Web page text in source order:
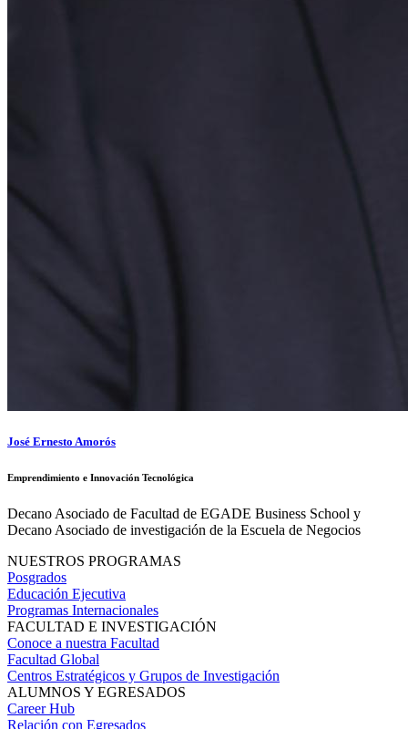
José Ernesto Amorós
Emprendimiento e Innovación Tecnológica
Decano Asociado de Facultad de EGADE Business School y
Decano Asociado de investigación de la Escuela de Negocios
NUESTROS PROGRAMAS
Posgrados
Educación Ejecutiva
Programas Internacionales
FACULTAD E INVESTIGACIÓN
Conoce a nuestra Facultad
Facultad Global
Centros Estratégicos y Grupos de Investigación
ALUMNOS Y EGRESADOS
Career Hub
Relación con Egresados